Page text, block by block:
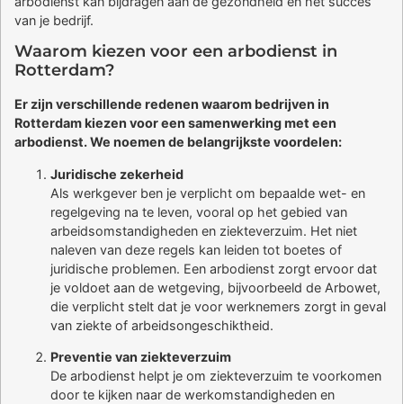
van je bedrijf.
Waarom kiezen voor een arbodienst in
Rotterdam?
Er zijn verschillende redenen waarom bedrijven in
Rotterdam kiezen voor een samenwerking met een
arbodienst. We noemen de belangrijkste voordelen:
Juridische zekerheid
Als werkgever ben je verplicht om bepaalde wet- en
regelgeving na te leven, vooral op het gebied van
arbeidsomstandigheden en ziekteverzuim. Het niet
naleven van deze regels kan leiden tot boetes of
juridische problemen. Een arbodienst zorgt ervoor dat
je voldoet aan de wetgeving, bijvoorbeeld de Arbowet,
die verplicht stelt dat je voor werknemers zorgt in geval
van ziekte of arbeidsongeschiktheid.
Preventie van ziekteverzuim
De arbodienst helpt je om ziekteverzuim te voorkomen
door te kijken naar de werkomstandigheden en